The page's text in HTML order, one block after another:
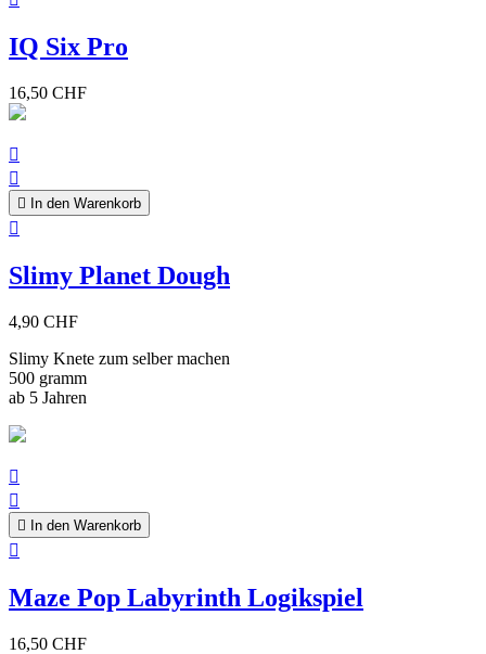
IQ Six Pro
16,50 CHF


 In den Warenkorb

Slimy Planet Dough
4,90 CHF
Slimy Knete zum selber machen
500 gramm
ab 5 Jahren


 In den Warenkorb

Maze Pop Labyrinth Logikspiel
16,50 CHF